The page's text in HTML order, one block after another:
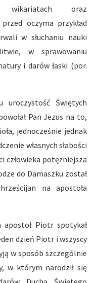
wikariatach oraz
oczyma przykład
w słuchaniu nauki
w sprawowaniu
i darów łaski (por.
Świętych
Pan Jezus na to,
jednocześnie jednak
własnych słabości
człowieka potężniejsza
do Damaszku został
na apostoła
Piotr spotykał
dzień Piotr i wszyscy
w sposób szczególnie
w którym narodził się